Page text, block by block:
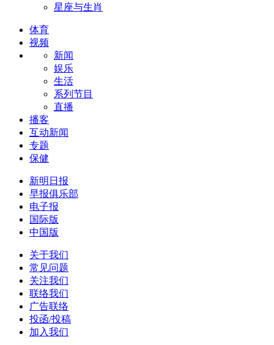
星座与生肖
体育
视频
新闻
娱乐
生活
系列节目
直播
播客
互动新闻
专题
保健
新明日报
早报俱乐部
电子报
国际版
中国版
关于我们
常见问题
关注我们
联络我们
广告联络
投函/投稿
加入我们